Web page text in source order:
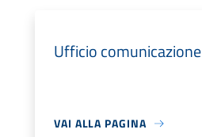
Ufficio comunicazione
VAI ALLA PAGINA